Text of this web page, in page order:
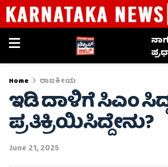
Home ರಾಜಕೀಯ
ಇಡಿ ದಾಳಿಗೆ ಸಿಎಂ
ಪ್ರತಿಕ್ರಿಯಿಸಿದ್ದೇನು?
June 21, 2025